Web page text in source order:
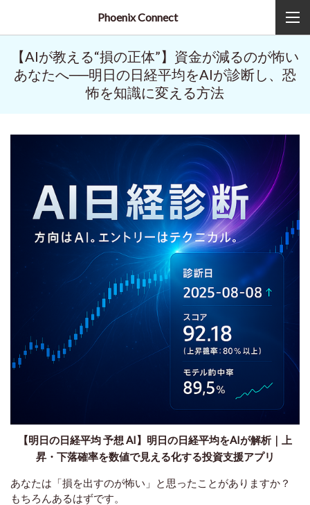
Phoenix Connect
【AIが教える“損の正体”】資金が減るのが怖い
あなたへ──明日の日経平均をAIが診断し、恐
怖を知識に変える方法
【明日の日経平均 予想 AI】明日の日経平均をAIが解析｜上
昇・下落確率を数値で見える化する投資支援アプリ
あなたは「損を出すのが怖い」と思ったことがありますか？
もちろんあるはずです。